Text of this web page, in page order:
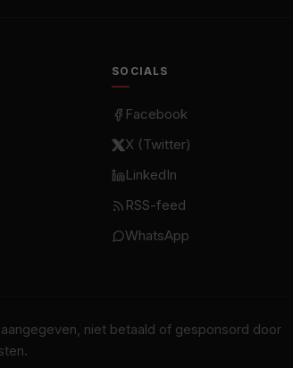
SOCIALS
Facebook
X (Twitter)
LinkedIn
RSS-feed
WhatsApp
niet betaald of gesponsord door